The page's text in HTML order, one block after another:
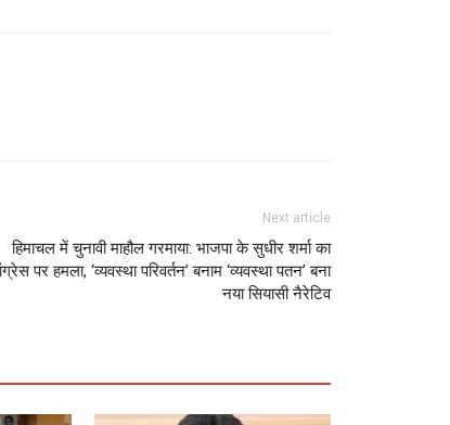
Next article
हिमाचल में चुनावी माहौल गरमाया: भाजपा के सुधीर शर्मा का
पर हमला, ‘व्यवस्था परिवर्तन’ बनाम ‘व्यवस्था पतन’ बना
नया सियासी नैरेटिव